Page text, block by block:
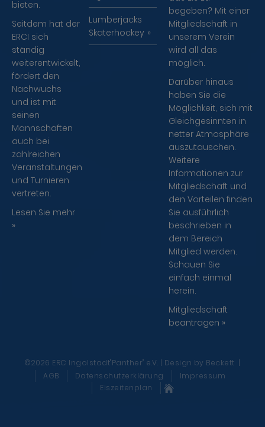
bieten.
Seitdem hat der
ERCI sich
ständig
weiterentwickelt,
fördert den
Nachwuchs
und ist mit
seinen
Mannschaften
auch bei
zahlreichen
Veranstaltungen
und Turnieren
vertreten.
Lesen Sie mehr
»
Lumberjacks
Skaterhockey
begeben? Mit einer
Mitgliedschaft in
unserem Verein
wird all das
möglich.
Darüber hinaus
haben Sie die
Möglichkeit, sich mit
Gleichgesinnten in
netter Atmosphäre
auszutauschen.
Weitere
Informationen zur
Mitgliedschaft und
den Vorteilen finden
Sie ausführlich
beschrieben in
dem Bereich
Mitglied werden.
Schauen Sie
einfach einmal
herein.
Mitgliedschaft
beantragen »
©2026 ERC Ingolstadt"Panther" e.V. | Design by Beckett |
AGB
Datenschutzerklärung
Impressum
Eiszeitenplan